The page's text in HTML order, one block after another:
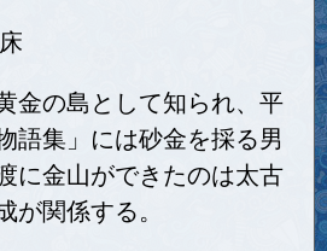
金の島として知られ、平
語集」には砂金を採る男
に金山ができたのは太古
関係する。